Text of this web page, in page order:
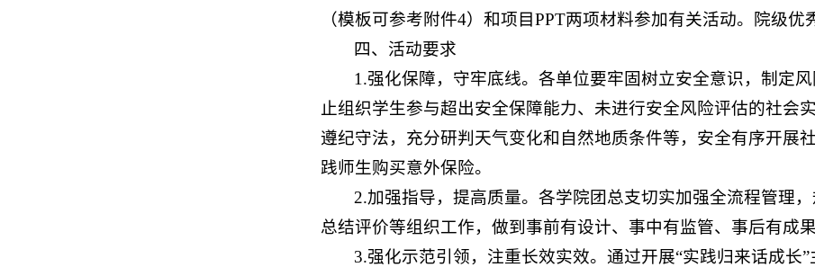
（模板可参考附件4）和项目PPT两项材料参加有关活动。院级优
四、活动要求
1.强化保障，守牢底线。各单位要牢固树立安全意识，制定
止组织学生参与超出安全保障能力、未进行安全风险评估的社会
遵纪守法，充分研判天气变化和自然地质条件等，安全有序开展
践师生购买意外保险。
2.加强指导，提高质量。各学院团总支切实加强全流程管理
总结评价等组织工作，做到事前有设计、事中有监管、事后有成果
3.强化示范引领，注重长效实效。通过开展“实践归来话成长